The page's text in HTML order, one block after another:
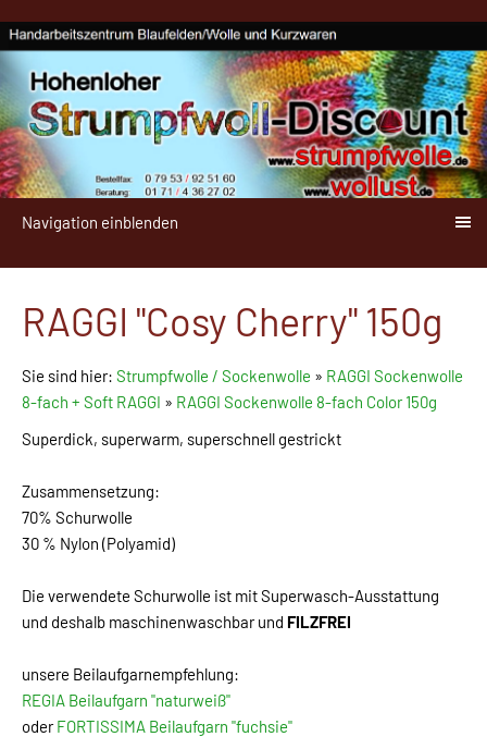
Navigation einblenden
RAGGI "Cosy Cherry" 150g
Sie sind hier: Strumpfwolle / Sockenwolle » RAGGI Sockenwolle
8-fach + Soft RAGGI » RAGGI Sockenwolle 8-fach Color 150g
Superdick, superwarm, superschnell gestrickt
Zusammensetzung:
70% Schurwolle
30 % Nylon (Polyamid)
Die verwendete Schurwolle ist mit Superwasch-Ausstattung
und deshalb maschinenwaschbar und FILZFREI
unsere Beilaufgarnempfehlung:
REGIA Beilaufgarn "naturweiß"
oderFORTISSIMA Beilaufgarn "fuchsie"